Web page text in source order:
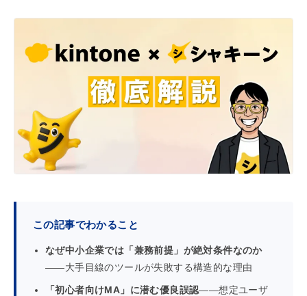
e
a
e
a
i
l
この記事でわかること
なぜ中小企業では「兼務前提」が絶対条件なのか
——大手目線のツールが失敗する構造的な理由
「初心者向けMA」に潜む優良誤認——想定ユーザ